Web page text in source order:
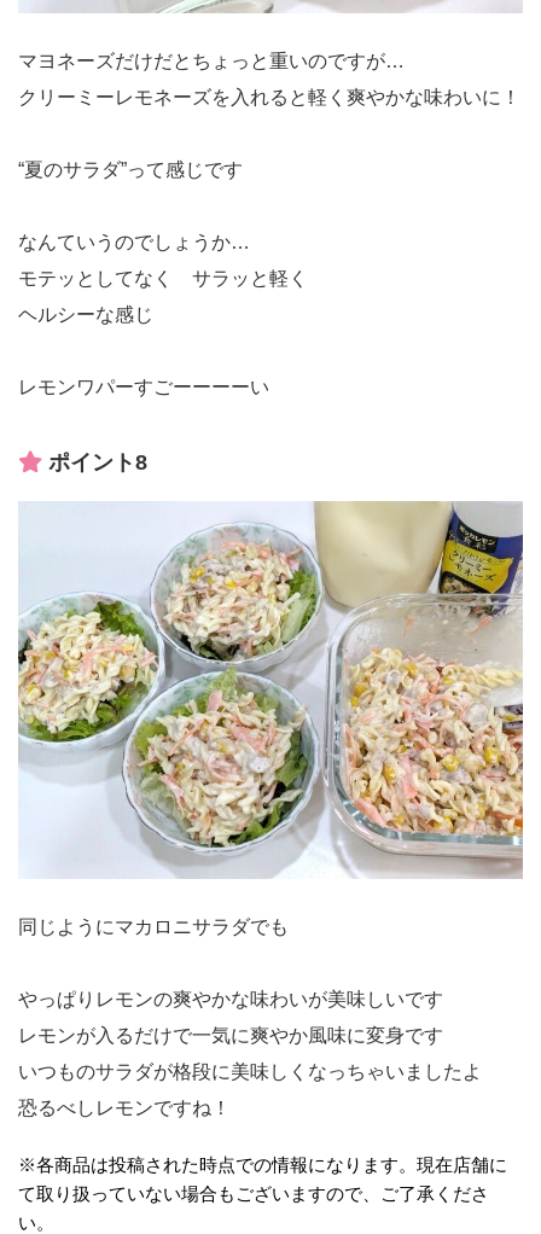
マヨネーズだけだとちょっと重いのですが…
クリーミーレモネーズを入れると軽く爽やかな味わいに！
“夏のサラダ”って感じです
なんていうのでしょうか…
モテッとしてなく サラッと軽く
ヘルシーな感じ
レモンワパーすごーーーーい
ポイント8
同じようにマカロニサラダでも
やっぱりレモンの爽やかな味わいが美味しいです
レモンが入るだけで一気に爽やか風味に変身です
いつものサラダが格段に美味しくなっちゃいましたよ
恐るべしレモンですね！
※各商品は投稿された時点での情報になります。現在店舗に
て取り扱っていない場合もございますので、ご了承くださ
い。